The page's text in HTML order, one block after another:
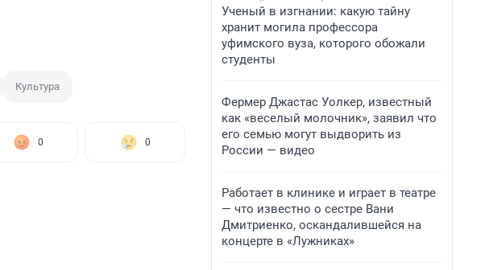
Культура
0 0
Ученый в изгнании: какую тайну
хранит могила профессора
уфимского вуза, которого обожали
студенты
Фермер Джастас Уолкер, известный
как «веселый молочник», заявил что
его семью могут выдворить из
России — видео
Работает в клинике и играет в театре
— что известно о сестре Вани
Дмитриенко, оскандалившейся на
концерте в «Лужниках»